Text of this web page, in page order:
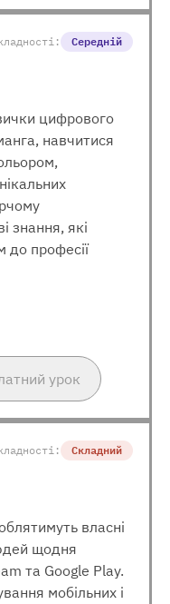
Середній
цифрового
навчитися
знання, які
професії
урок
Складний
власні
щодня
та Google Play.
мобільних і